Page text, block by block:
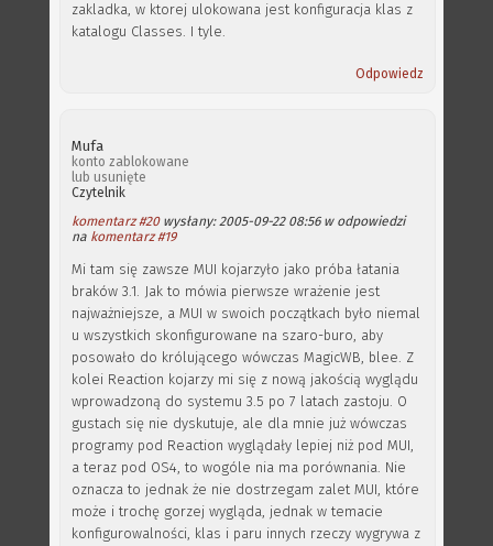
zakladka, w ktorej ulokowana jest konfiguracja klas z
katalogu Classes. I tyle.
Odpowiedz
Mufa
konto zablokowane
lub usunięte
Czytelnik
komentarz #20wysłany: 2005-09-22 08:56 w odpowiedzi
na komentarz #19
Mi tam się zawsze MUI kojarzyło jako próba łatania
braków 3.1. Jak to mówia pierwsze wrażenie jest
najważniejsze, a MUI w swoich początkach było niemal
u wszystkich skonfigurowane na szaro-buro, aby
posowało do królującego wówczas MagicWB, blee. Z
kolei Reaction kojarzy mi się z nową jakością wyglądu
wprowadzoną do systemu 3.5 po 7 latach zastoju. O
gustach się nie dyskutuje, ale dla mnie już wówczas
programy pod Reaction wyglądały lepiej niż pod MUI,
a teraz pod OS4, to wogóle nia ma porównania. Nie
oznacza to jednak że nie dostrzegam zalet MUI, które
może i trochę gorzej wygląda, jednak w temacie
konfigurowalności, klas i paru innych rzeczy wygrywa z